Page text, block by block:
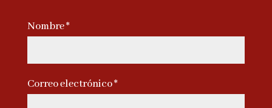
Nombre*
Correo electrónico*